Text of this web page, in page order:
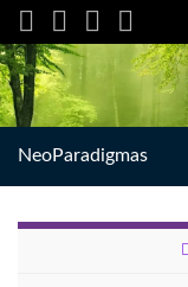
NeoParadigmas